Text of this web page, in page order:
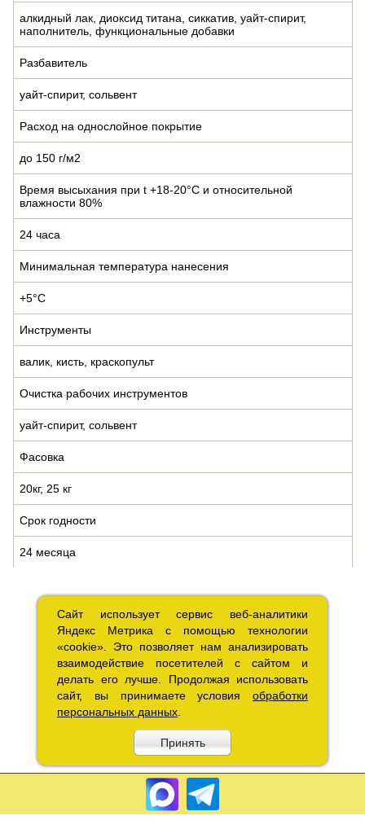
алкидный лак, диоксид титана, сиккатив, уайт-спирит,
наполнитель, функциональные добавки
Разбавитель
уайт-спирит, сольвент
Расход на однослойное покрытие
до 150 г/м2
Время высыхания при t +18-20°С и относительной
влажности 80%
24 часа
Минимальная температура нанесения
+5°С
Инструменты
валик, кисть, краскопульт
Очистка рабочих инструментов
уайт-спирит, сольвент
Фасовка
20кг, 25 кг
Срок годности
24 месяца
Сайт использует сервис веб-аналитики
Яндекс Метрика с помощью технологии
«cookie». Это позволяет нам анализировать
взаимодействие посетителей с сайтом и
делать его лучше. Продолжая использовать
сайт, вы принимаете условия обработки
персональных данных
Принять
Сайт использует сервис веб-аналитики
Яндекс Метрика с помощью технологии
«cookie». Это позволяет нам анализировать
взаимодействие посетителей с сайтом и
делать его лучше. Продолжая использовать
сайт, вы принимаете условия обработки
персональных данных
Принять